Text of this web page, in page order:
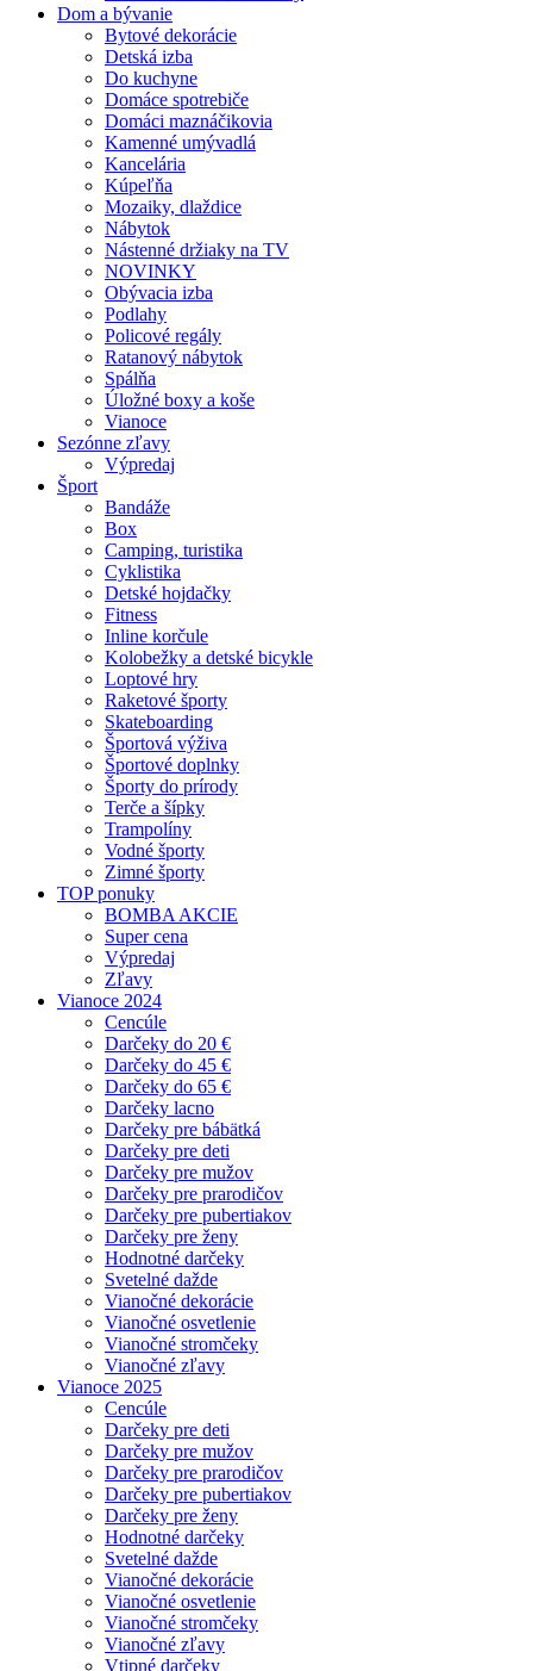
Dom a bývanie
Bytové dekorácie
Detská izba
Do kuchyne
Domáce spotrebiče
Domáci maznáčikovia
Kamenné umývadlá
Kancelária
Kúpeľňa
Mozaiky, dlaždice
Nábytok
Nástenné držiaky na TV
NOVINKY
Obývacia izba
Podlahy
Policové regály
Ratanový nábytok
Spálňa
Úložné boxy a koše
Vianoce
Sezónne zľavy
Výpredaj
Šport
Bandáže
Box
Camping, turistika
Cyklistika
Detské hojdačky
Fitness
Inline korčule
Kolobežky a detské bicykle
Loptové hry
Raketové športy
Skateboarding
Športová výživa
Športové doplnky
Športy do prírody
Terče a šípky
Trampolíny
Vodné športy
Zimné športy
TOP ponuky
BOMBA AKCIE
Super cena
Výpredaj
Zľavy
Vianoce 2024
Cencúle
Darčeky do 20 €
Darčeky do 45 €
Darčeky do 65 €
Darčeky lacno
Darčeky pre bábätká
Darčeky pre deti
Darčeky pre mužov
Darčeky pre prarodičov
Darčeky pre pubertiakov
Darčeky pre ženy
Hodnotné darčeky
Svetelné dažde
Vianočné dekorácie
Vianočné osvetlenie
Vianočné stromčeky
Vianočné zľavy
Vianoce 2025
Cencúle
Darčeky pre deti
Darčeky pre mužov
Darčeky pre prarodičov
Darčeky pre pubertiakov
Darčeky pre ženy
Hodnotné darčeky
Svetelné dažde
Vianočné dekorácie
Vianočné osvetlenie
Vianočné stromčeky
Vianočné zľavy
Vtipné darčeky